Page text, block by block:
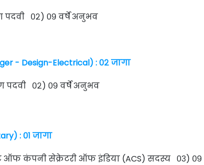
पदवी ०२) ०९ वर्षे अनुभव
- Design-Electrical) : ०२ जागा
पदवी ०२) ०९ वर्षे अनुभव
: ०१ जागा
ऑफ कंपनी सेक्रेटरी ऑफ इंडिया (ACS) सदस्य ०३) ०९